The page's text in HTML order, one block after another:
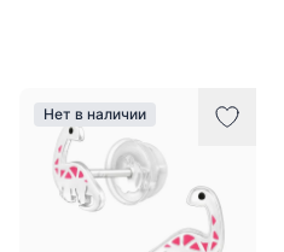
Нет в наличии